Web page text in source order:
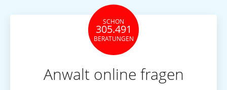
SCHON
305.491
BERATUNGEN
Anwalt online fragen